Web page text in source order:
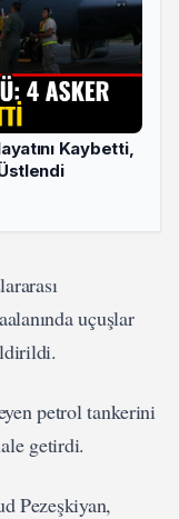
Kaybetti,
uçuşlar
petrol tankerini
getirdi.
Pezeşkiyan,